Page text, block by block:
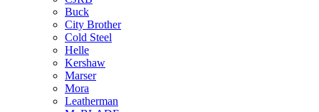
Buck
City Brother
Cold Steel
Helle
Kershaw
Marser
Mora
Leatherman